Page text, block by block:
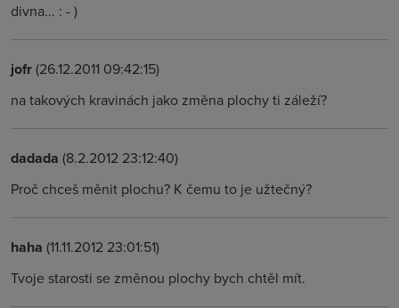
divna... : - )
jofr(26.12.2011 09:42:15)
na takových kravinách jako změna plochy ti záleží?
dadada (8.2.2012 23:12:40)
Proč chceš měnit plochu? K čemu to je užtečný?
haha (11.11.2012 23:01:51)
Tvoje starosti se změnou plochy bych chtěl mít.